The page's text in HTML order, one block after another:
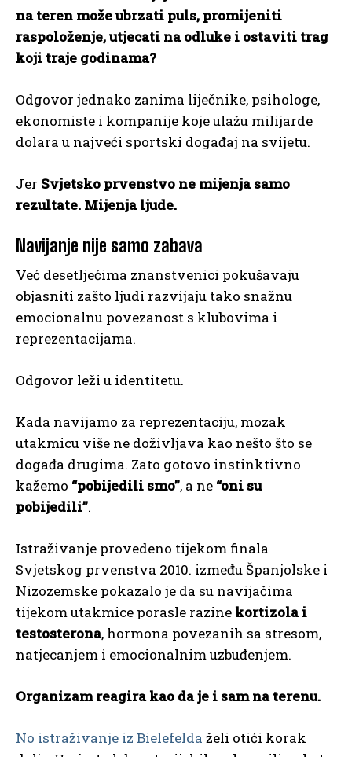
na teren može ubrzati puls, promijeniti
raspoloženje, utjecati na odluke i ostaviti trag
koji traje godinama?
Odgovor jednako zanima liječnike, psihologe,
ekonomiste i kompanije koje ulažu milijarde
dolara u najveći sportski događaj na svijetu.
Jer Svjetsko prvenstvo ne mijenja samo
rezultate. Mijenja ljude.
Navijanje nije samo zabava
Već desetljećima znanstvenici pokušavaju
objasniti zašto ljudi razvijaju tako snažnu
emocionalnu povezanost s klubovima i
reprezentacijama.
Odgovor leži u identitetu.
Kada navijamo za reprezentaciju, mozak
utakmicu više ne doživljava kao nešto što se
događa drugima. Zato gotovo instinktivno
kažemo “pobijedili smo”, a ne “oni su
pobijedili”.
Istraživanje provedeno tijekom finala
Svjetskog prvenstva 2010. između Španjolske i
Nizozemske pokazalo je da su navijačima
tijekom utakmice porasle razine kortizola i
testosterona, hormona povezanih sa stresom,
natjecanjem i emocionalnim uzbuđenjem.
Organizam reagira kao da je i sam na terenu.
No istraživanje iz Bielefelda želi otići korak